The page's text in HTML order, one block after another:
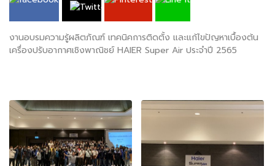
งานอบรมความรู้ผลิตภัณฑ์ เทคนิคการติดตั้ง และแก้ไขปัญหาเบื้องต้น
เครื่องปรับอากาศเชิงพาณิชย์ HAIER Super Air ประจำปี 2565